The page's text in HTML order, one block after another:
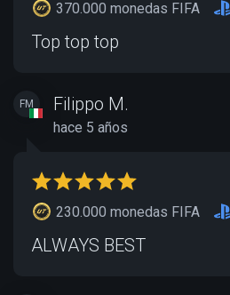
370.000 monedas FIFA
Top top top
FM Filippo M.
hace 5 años
230.000 monedas FIFA
ALWAYS BEST